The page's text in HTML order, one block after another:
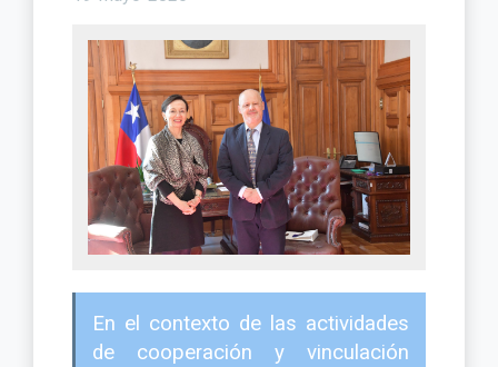
En el contexto de las actividades
de cooperación y vinculación